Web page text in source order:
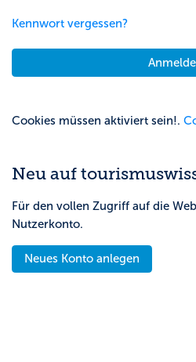
Kennwort vergessen?
Cookies müssen aktiviert sein!.
Neu auf
Für den vollen Zugriff auf die
Nutzerkonto.
Neues Konto anlegen